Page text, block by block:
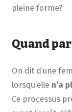
pleine forme?
Quand
On dit d’une
lorsqu’elle n’a
Ce processus